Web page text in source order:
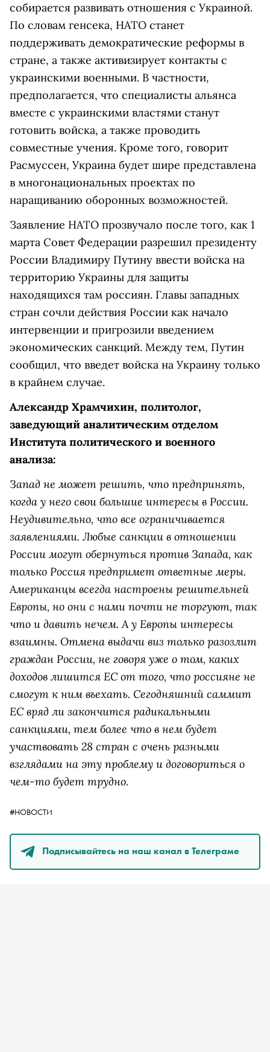
собирается развивать отношения с Украиной.
По словам генсека, НАТО станет
поддерживать демократические реформы в
стране, а также активизирует контакты с
украинскими военными. В частности,
предполагается, что специалисты альянса
вместе с украинскими властями станут
готовить войска, а также проводить
совместные учения. Кроме того, говорит
Расмуссен, Украина будет шире представлена
в многонациональных проектах по
наращиванию оборонных возможностей.
Заявление НАТО прозвучало после того, как 1
марта Совет Федерации разрешил президенту
России Владимиру Путину ввести войска на
территорию Украины для защиты
находящихся там россиян. Главы западных
стран сочли действия России как начало
интервенции и пригрозили введением
экономических санкций. Между тем, Путин
сообщил, что введет войска на Украину только
в крайнем случае.
Александр Храмчихин, политолог,
заведующий аналитическим отделом
Института политического и военного
анализа:
Запад не может решить, что предпринять,
когда у него свои большие интересы в России.
Неудивительно, что все ограничивается
заявлениями. Любые санкции в отношении
России могут обернуться против Запада, как
только Россия предпримет ответные меры.
Американцы всегда настроены решительней
Европы, но они с нами почти не торгуют, так
что и давить нечем. А у Европы интересы
взаимны. Отмена выдачи виз только разозлит
граждан России, не говоря уже о том, каких
доходов лишится ЕС от того, что россияне не
смогут к ним въехать. Сегодняшний саммит
ЕС вряд ли закончится радикальными
санкциями, тем более что в нем будет
участвовать 28 стран с очень разными
взглядами на эту проблему и договориться о
чем-то будет трудно.
#НОВОСТИ
Подписывайтесь на наш канал в Телеграме